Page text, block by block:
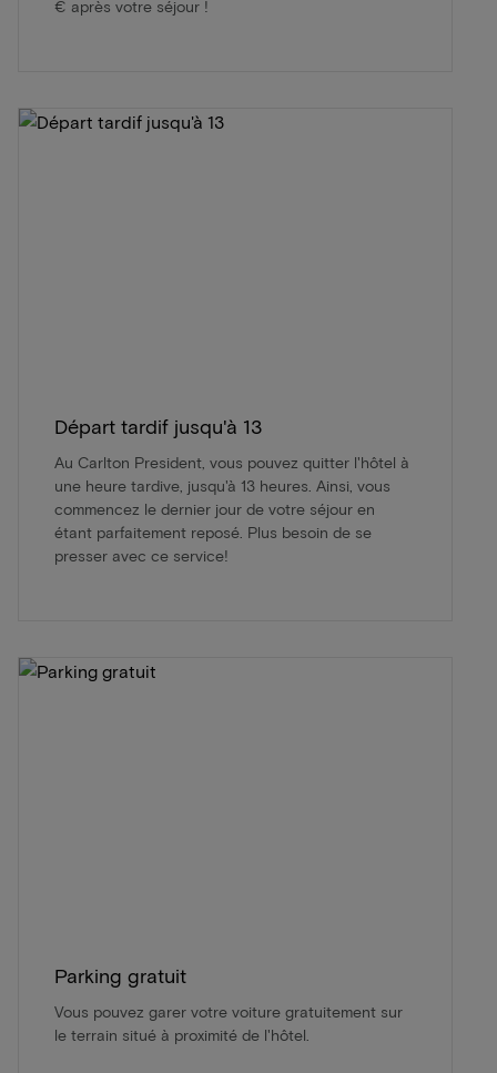
€ après votre séjour !
Départ tardif jusqu'à 13
Au Carlton President, vous pouvez quitter l'hôtel à
une heure tardive, jusqu'à 13 heures. Ainsi, vous
commencez le dernier jour de votre séjour en
étant parfaitement reposé. Plus besoin de se
presser avec ce service!
Parking gratuit
Vous pouvez garer votre voiture gratuitement sur
le terrain situé à proximité de l'hôtel.